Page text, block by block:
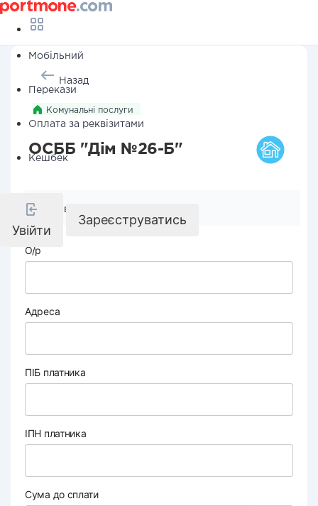
Мобільний
Перекази
Оплата за реквізитами
Кешбек
Увійти
Зареєструватись
Назад
Комунальні послуги
ОСББ "Дім №26-Б"
Реквізити компанії
О/р
Адреса
ПІБ платника
ІПН платника
Сума до сплати